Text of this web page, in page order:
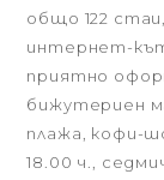
общо 122
интернет-
приятно
бижутериен
плажа, кофи-
18.00 ч.,